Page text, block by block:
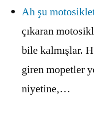
Ah şu
çıkaran
bile kalmışlar.
giren mopetler
niyetine,…